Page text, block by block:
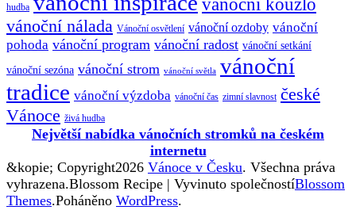
hudba
vánoční kouzlo
vánoční nálada Vánoční osvětlení vánoční ozdoby vánoční
pohoda vánoční program vánoční radost vánoční setkání
vánoční sezóna vánoční strom vánoční světla vánoční
tradice vánoční výzdoba vánoční čas zimní slavnost české
Vánoce živá hudba
Největší nabídka vánočních stromků na českém
internetu
&kopie; Copyright2026 Vánoce v Česku. Všechna práva
vyhrazena.Blossom Recipe | Vyvinuto společnostíBlossom
Themes.Poháněno WordPress.